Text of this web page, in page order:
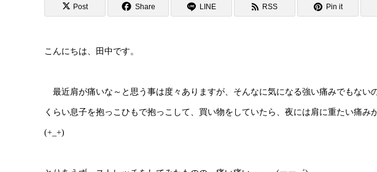
Post Share LINE RSS Pin it
こんにちは、田中です。
最近肩が痛いな～と思う事は度々ありますが、そんなに気になる強い痛みでもない
くらい息子を抱っこひもで抱っこして、買い物をしていたら、夜には肩に重たい痛み
(+_+)